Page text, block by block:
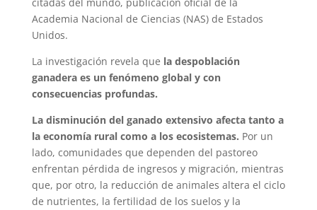
citadas del mundo, publicación oficial de la
Academia Nacional de Ciencias (NAS) de Estados
Unidos.
La investigación revela que la despoblación
ganadera es un fenómeno global y con
consecuencias profundas.
La disminución del ganado extensivo afecta tanto a
la economía rural como a los ecosistemas. Por un
lado, comunidades que dependen del pastoreo
enfrentan pérdida de ingresos y migración, mientras
que, por otro, la reducción de animales altera el ciclo
de nutrientes, la fertilidad de los suelos y la